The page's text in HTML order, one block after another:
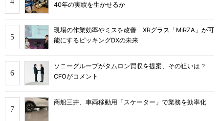
40年の実績を生かせるか
現場の作業効率やミスを改善 XRグラス「MiRZA」が可
能にするピッキングDXの未来
ソニーグループがタムロン買収を提案、その狙いは？
CFOがコメント
商船三井、車両移動用「スケーター」で業務を効率化